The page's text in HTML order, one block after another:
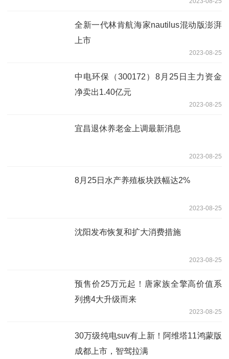
全新一代林肯航海家nautilus混动版澎湃
上市
2023-08-25
中电环保（300172）8月25日主力资金
净卖出1.40亿元
2023-08-25
宜昌退休养老金上调最新消息
2023-08-25
8月25日水产养殖板块跌幅达2%
2023-08-25
沈阳发布恢复和扩大消费措施
2023-08-25
预售价25万元起！唐家族全擎高价值系
列携4大升级而来
2023-08-25
30万级纯电suv有上新！阿维塔11鸿蒙版
成都上市，智驾拉满